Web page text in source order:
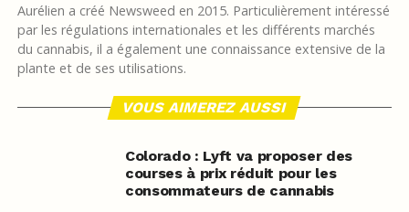
Aurélien a créé Newsweed en 2015. Particulièrement intéressé
par les régulations internationales et les différents marchés
du cannabis, il a également une connaissance extensive de la
plante et de ses utilisations.
VOUS AIMEREZ AUSSI
Colorado : Lyft va proposer des
courses à prix réduit pour les
consommateurs de cannabis